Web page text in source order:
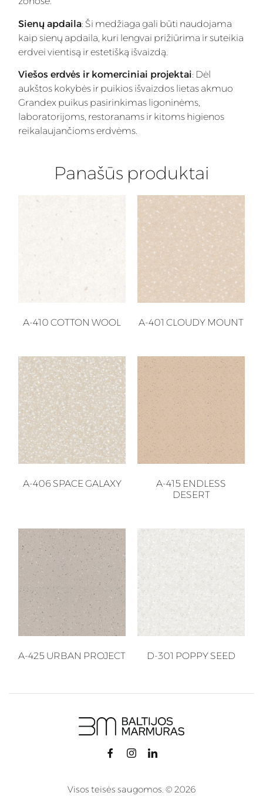
Sienų apdaila: Ši medžiaga gali būti naudojama
kaip sienų apdaila, kuri lengvai prižiūrima ir suteikia
erdvei vientisą ir estetišką išvaizdą.
Viešos erdvės ir komerciniai projektai: Dėl
aukštos kokybės ir puikios išvaizdos lietas akmuo
Grandex puikus pasirinkimas ligoninėms,
laboratorijoms, restoranams ir kitoms higienos
reikalaujančioms erdvėms.
Panašūs produktai
A-410 COTTON WOOL A-401 CLOUDY MOUNT
A-406 SPACE GALAXY
A-415 ENDLESS
DESERT
A-425 URBAN PROJECT D-301 POPPY SEED
Visos teisės saugomos. © 2026